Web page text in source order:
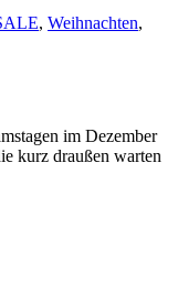
, Weihnachten,
im Dezember
kurz draußen warten